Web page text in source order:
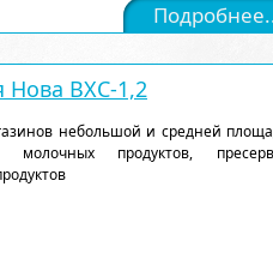
Нова ВХС-1,2
небольшой и средней
продуктов,